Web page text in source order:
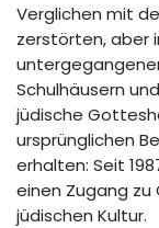
Verglichen mit
zerstörten, aber
Schulhäusern
jüdische
ursprünglichen
erhalten: Seit
einen Zugang zu
jüdischen Kultur.